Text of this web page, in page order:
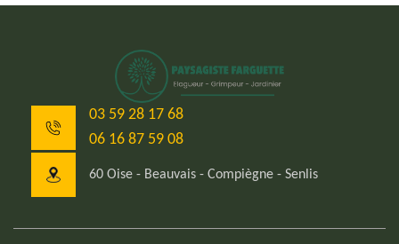
03 59 28 17 68
06 16 87 59 08
60 Oise - Beauvais - Compiègne - Senlis